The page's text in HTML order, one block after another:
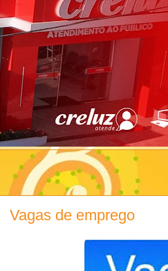
Vagas de emprego